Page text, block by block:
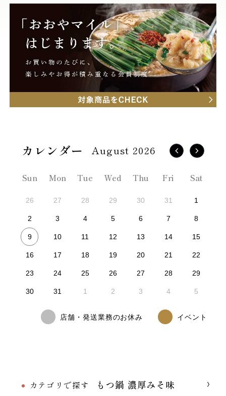
カテゴリで探す
もつ鍋 濃厚みそ味
August 2026
Sun Mon Tue Wed Thu Fri Sat
26 27 28 29 30 31 1
2 3 4 5 6 7 8
9 10 11 12 13 14 15
16 17 18 19 20 21 22
23 24 25 26 27 28 29
30 31 1 2 3 4 5
店舗・発送業務のお休み イベント